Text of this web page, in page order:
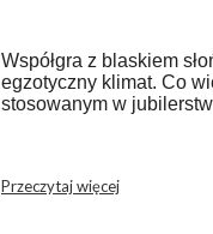
Współgra z blaskiem
egzotyczny klimat. Co
stosowanym w
Przeczytaj więcej